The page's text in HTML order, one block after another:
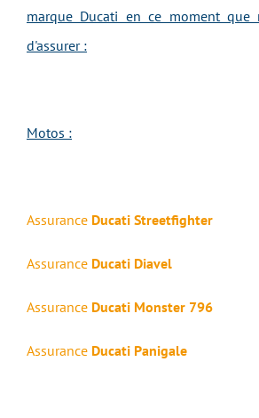
marque Ducati en ce moment que
d'assurer :
Motos :
Assurance Ducati Streetfighter
Assurance Ducati Diavel
Assurance Ducati Monster 796
Assurance Ducati Panigale